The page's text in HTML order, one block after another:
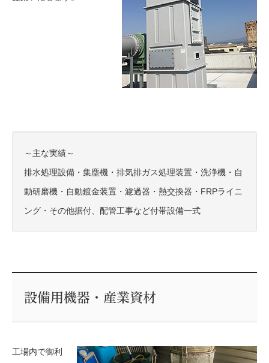
～主な実績～
排水処理設備・集塵機・排気排ガス処理装置・洗浄機・自
動研磨機・自動鍍金装置・濾過器・熱交換器・FRPライニ
ング・その他据付、配管工事など付帯設備一式
設備用機器・産業資材
工場内で御利